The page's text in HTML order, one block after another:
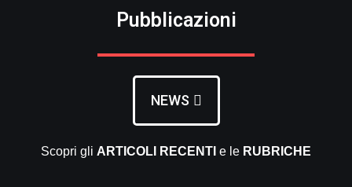
Pubblicazioni
NEWS
Scopri gli ARTICOLI RECENTI e le RUBRICHE